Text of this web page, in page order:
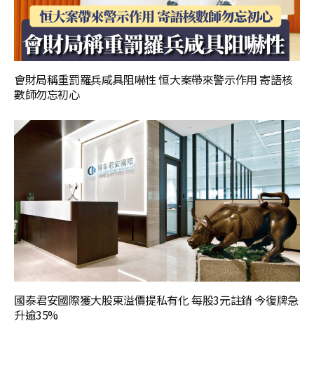
會財局稱重罰羅兵咸具阻嚇性 恒大案帶來警示作用 寄語核
數師勿忘初心
國泰君安國際獲大股東溢價提私有化 每股3元註銷 今復牌急
升逾35%